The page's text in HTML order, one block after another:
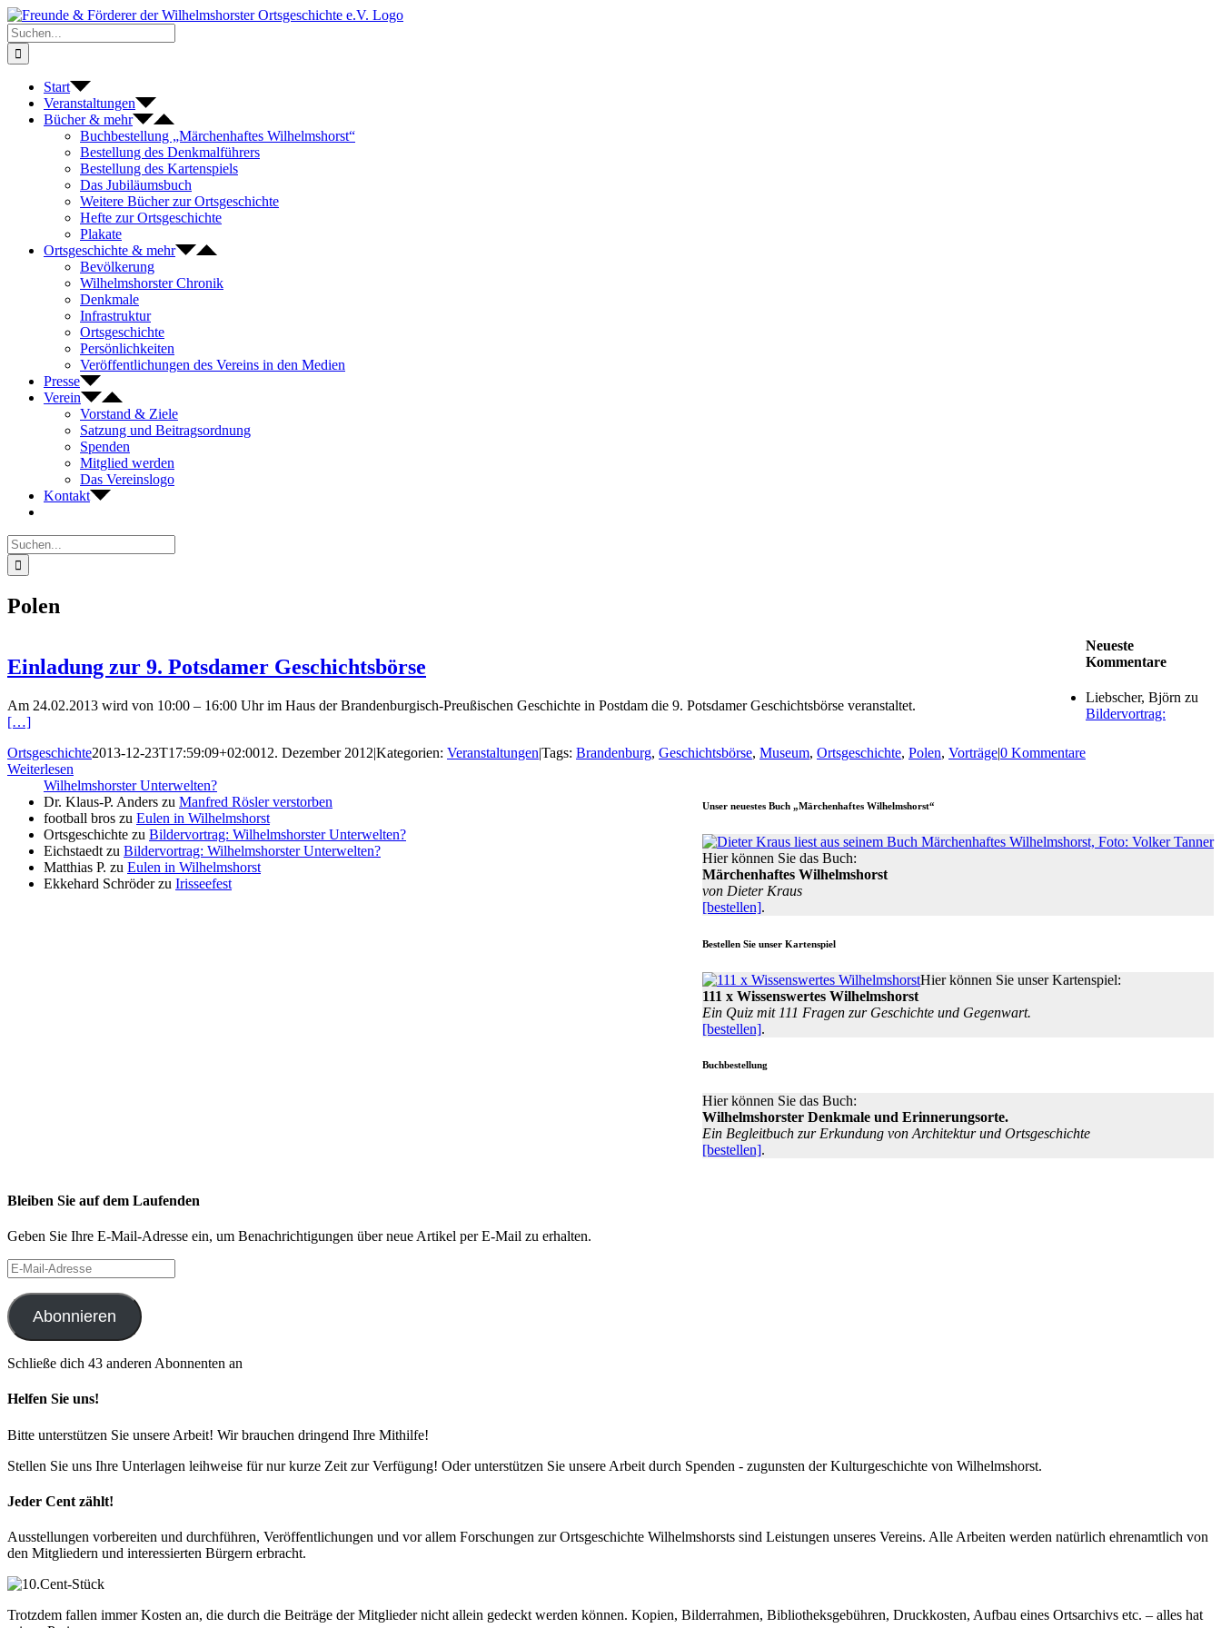
Zum
Inhalt
springen
Suche
nach:
Start
Veranstaltungen
Bücher & mehr
Buchbestellung „Märchenhaftes Wilhelmshorst“
Bestellung des Denkmalführers
Bestellung des Kartenspiels
Das Jubiläumsbuch
Weitere Bücher zur Ortsgeschichte
Hefte zur Ortsgeschichte
Plakate
Ortsgeschichte & mehr
Bevölkerung
Wilhelmshorster Chronik
Denkmale
Infrastruktur
Ortsgeschichte
Persönlichkeiten
Veröffentlichungen des Vereins in den Medien
Presse
Verein
Vorstand & Ziele
Satzung und Beitragsordnung
Spenden
Mitglied werden
Das Vereinslogo
Kontakt
Suche
nach:
Polen
Einladung zur 9. Potsdamer Geschichtsbörse
Am 24.02.2013 wird von 10:00 – 16:00 Uhr im Haus der Brandenburgisch-Preußischen Geschichte in Postdam die 9. Potsdamer Geschichtsbörse veranstaltet.
[…]
Ortsgeschichte2013-12-23T17:59:09+02:0012. Dezember 2012|Kategorien: Veranstaltungen|Tags: Brandenburg, Geschichtsbörse, Museum, Ortsgeschichte, Polen, Vorträge|0 Kommentare
Weiterlesen
Unser neuestes Buch „Märchenhaftes Wilhelmshorst“
Hier können Sie das Buch:
Märchenhaftes Wilhelmshorst
von Dieter Kraus
[bestellen].
Bestellen Sie unser Kartenspiel
Hier können Sie unser Kartenspiel:
111 x Wissenswertes Wilhelmshorst
Ein Quiz mit 111 Fragen zur Geschichte und Gegenwart.
[bestellen].
Buchbestellung
Hier können Sie das Buch:
Wilhelmshorster Denkmale und Erinnerungsorte.
Ein Begleitbuch zur Erkundung von Architektur und Ortsgeschichte
[bestellen].
Neueste
Kommentare
Liebscher, Björn zu
Bildervortrag:
Wilhelmshorster Unterwelten?
Dr. Klaus-P. Anders zu Manfred Rösler verstorben
football bros zu Eulen in Wilhelmshorst
Ortsgeschichte zu Bildervortrag: Wilhelmshorster Unterwelten?
Eichstaedt zu Bildervortrag: Wilhelmshorster Unterwelten?
Matthias P. zu Eulen in Wilhelmshorst
Ekkehard Schröderzu Irisseefest
Bleiben Sie auf dem Laufenden
Geben Sie Ihre E-Mail-Adresse ein, um Benachrichtigungen über neue Artikel per E-Mail zu erhalten.
E-
Mail-
Adresse
Abonnieren
Schließe dich 43 anderen Abonnenten an
Helfen Sie uns!
Bitte unterstützen Sie unsere Arbeit! Wir brauchen dringend Ihre Mithilfe!
Stellen Sie uns Ihre Unterlagen leihweise für nur kurze Zeit zur Verfügung! Oder unterstützen Sie unsere Arbeit durch Spenden - zugunsten der Kulturgeschichte von Wilhelmshorst.
Jeder Cent zählt!
Ausstellungen vorbereiten und durchführen, Veröffentlichungen und vor allem Forschungen zur Ortsgeschichte Wilhelmshorsts sind Leistungen unseres Vereins. Alle Arbeiten werden natürlich ehrenamtlich von
den Mitgliedern und interessierten Bürgern erbracht.
Trotzdem fallen immer Kosten an, die durch die Beiträge der Mitglieder nicht allein gedeckt werden können. Kopien, Bilderrahmen, Bibliotheksgebühren, Druckkosten, Aufbau eines Ortsarchivs etc. – alles hat